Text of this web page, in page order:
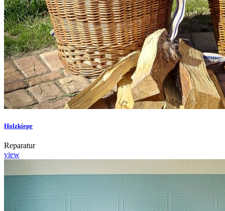
Holzkiepe
Reparatur
view